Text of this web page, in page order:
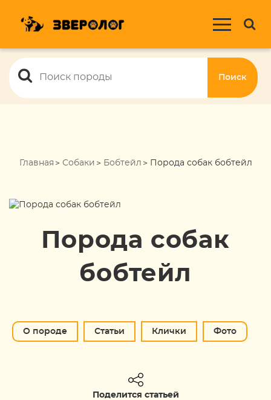
Поиск
Главная Собаки Бобтейл Порода собак бобтейл
Порода собак
бобтейл
О породе Статьи Клички Фото
Поделится статьей